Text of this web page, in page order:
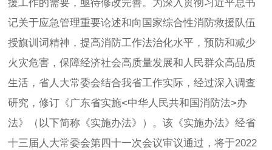
援工作的需要，亟待修改完善。为深入贯彻习近平总书
记关于应急管理重要论述和向国家综合性消防救援队伍
授旗训词精神，提高消防工作法治化水平，预防和减少
火灾危害，保障经济社会高质量发展和人民群众高品质
生活，省人大常委会结合我省工作实际，经过深入调查
研究，修订《广东省实施<中华人民共和国消防法>办
法》（以下简称《实施办法》）。该《实施办法》经省
十三届人大常委会第四十一次会议审议通过，将于2022